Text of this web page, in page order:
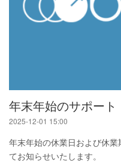
年末年始のサポート
2025-12-01 15:00
年末年始の休業日および休
てお知らせいたします。